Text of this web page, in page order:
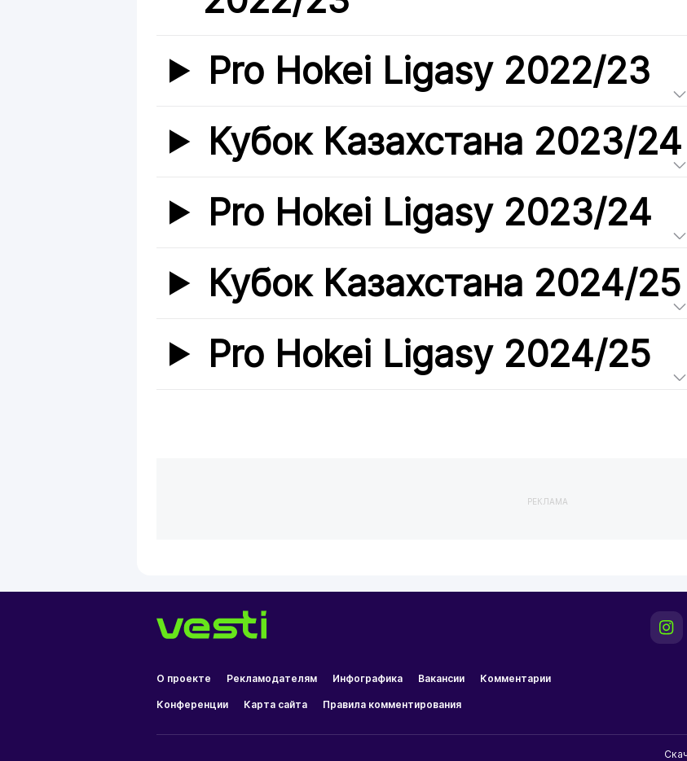
Pro Hokei Ligasy 2022/23
Кубок Казахстана 2023/24
Pro Hokei Ligasy 2023/24
Кубок Казахстана 2024/25
Pro Hokei Ligasy 2024/25
РЕКЛАМА
О проекте Рекламодателям Инфографика Вакансии Комментарии
Конференции Карта сайта Правила комментирования